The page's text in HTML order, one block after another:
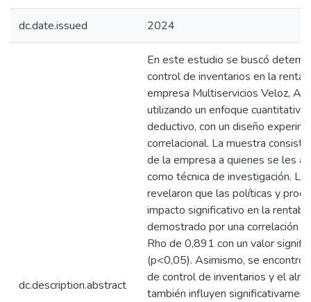
dc.date.issued 2024
dc.description.abstract
En este estudio se buscó
control de inventarios en la
empresa Multiservicios Veloz,
utilizando un enfoque
deductivo, con un diseño
correlacional. La muestra
de la empresa a quienes se les
como técnica de investigación.
revelaron que las políticas y
impacto significativo en la
demostrado por una correlación
Rho de 0,891 con un valor
(p<0,05). Asimismo, se encontró
de control de inventarios y el
también influyen